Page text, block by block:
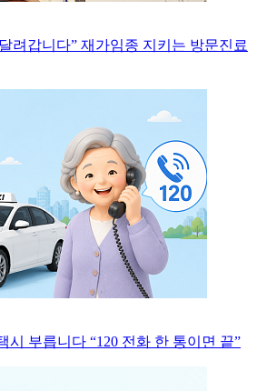
려갑니다” 재가임종 지키는 방문진료
시 부릅니다 “120 전화 한 통이면 끝”